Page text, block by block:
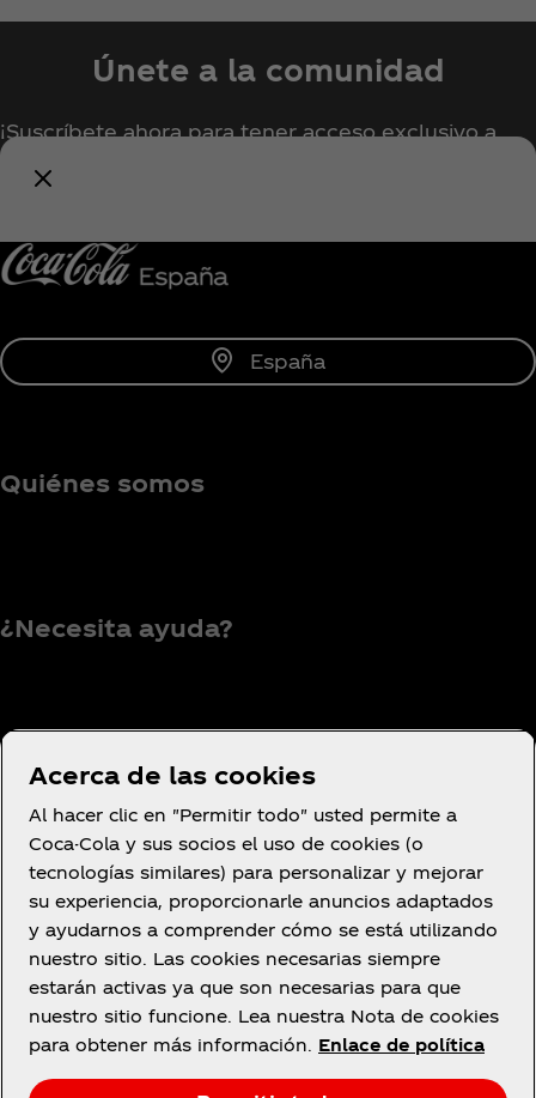
Únete a la comunidad
¡Suscríbete ahora para tener acceso exclusivo a
España
Quiénes somos
¿Necesita ayuda?
Configuración de cookies
Aviso de cookies
Declaración de Accesibilidad
Facebook
YouTube
Instagram
Acerca de las cookies
Al hacer clic en "Permitir todo" usted permite a
Coca-Cola y sus socios el uso de cookies (o
tecnologías similares) para personalizar y mejorar
su experiencia, proporcionarle anuncios adaptados
y ayudarnos a comprender cómo se está utilizando
nuestro sitio. Las cookies necesarias siempre
estarán activas ya que son necesarias para que
nuestro sitio funcione. Lea nuestra Nota de cookies
para obtener más información. Enlace de política